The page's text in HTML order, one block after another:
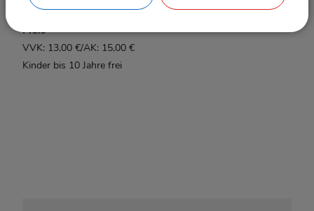
Preis
VVK: 13,00 €/AK: 15,00 €
Kinder bis 10 Jahre frei